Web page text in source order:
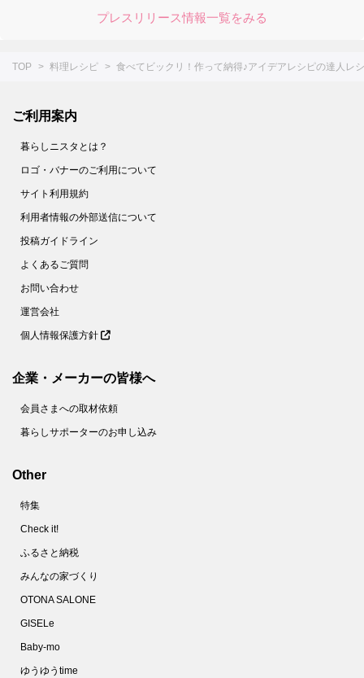
プレスリリース情報一覧をみる
TOP 料理レシピ 食べてビックリ！作って納得♪アイデアレシピの達人レ
ご利用案内
暮らしニスタとは？
ロゴ・バナーのご利用について
サイト利用規約
利用者情報の外部送信について
投稿ガイドライン
よくあるご質問
お問い合わせ
運営会社
個人情報保護方針
企業・メーカーの皆様へ
会員さまへの取材依頼
暮らしサポーターのお申し込み
Other
特集
Check it!
ふるさと納税
みんなの家づくり
OTONA SALONE
GISELe
Baby-mo
ゆうゆうtime